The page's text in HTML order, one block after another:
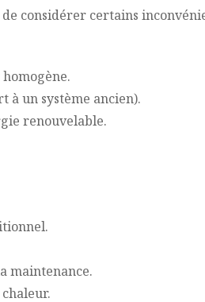
considérer certains
à un système ancien).
renouvelable.
maintenance.